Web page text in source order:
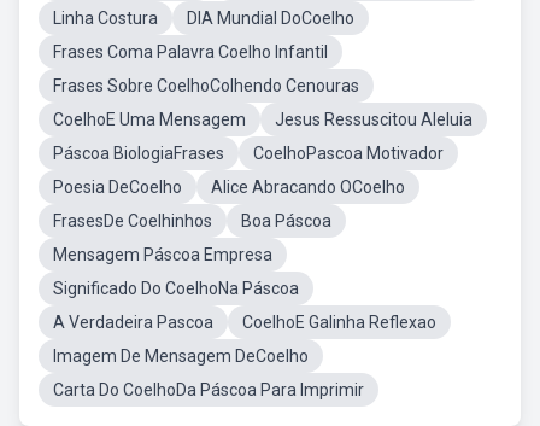
Linha Costura
DIA Mundial DoCoelho
Frases Coma Palavra Coelho Infantil
Frases Sobre CoelhoColhendo Cenouras
CoelhoE Uma Mensagem
Jesus Ressuscitou Aleluia
Páscoa BiologiaFrases
CoelhoPascoa Motivador
Poesia DeCoelho
Alice Abracando OCoelho
FrasesDe Coelhinhos
Boa Páscoa
Mensagem Páscoa Empresa
Significado Do CoelhoNa Páscoa
A Verdadeira Pascoa
CoelhoE Galinha Reflexao
Imagem De Mensagem DeCoelho
Carta Do CoelhoDa Páscoa Para Imprimir